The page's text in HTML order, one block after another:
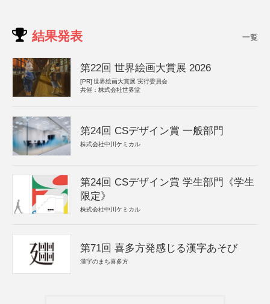
結果発表 一覧
第22回 世界絵画大賞展 2026
[PR] 世界絵画大賞展 実行委員会
共催：株式会社世界堂
第24回 CSデザイン賞 一般部門
株式会社中川ケミカル
第24回 CSデザイン賞 学生部門《学生
限定》
株式会社中川ケミカル
第71回 喜多方発感じる漢字あそび
漢字のまち喜多方